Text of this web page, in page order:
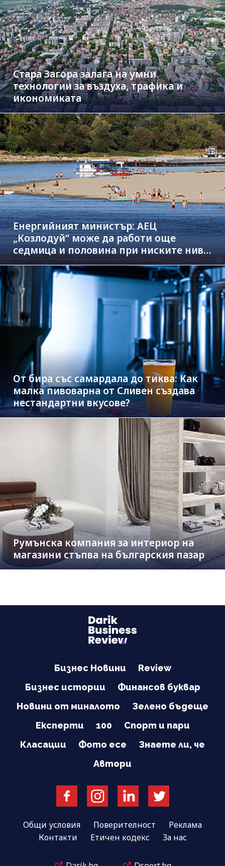
Стара Загора залага на умни
технологии за въздуха, трафика и
икономиката
Енергийният министър: АЕЦ
„Козлодуй“ може да работи още
седмица и половина при ниските нива
на Дунав
От бира със самардала до тиква: Как
малка пивоварна от Сливен създава
нестандартни вкусове?
Румънска компания за интериор на
магазини стъпва на българския пазар
Бизнес Новини
Review
Бизнес истории
Финансов буквар
Новини от миналото
Зелено бъдеще
Експерти
100
Спорт и пари
Класации
Фото есе
Знаете ли, че
Автори
Общи условия Поверителност
Реклама
Контакти
Етичен кодекс За нас